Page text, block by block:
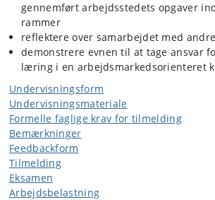
gennemført arbejdsstedets opgaver
rammer
reflektere over samarbejdet med
demonstrere evnen til at tage ansvar
læring i en arbejdsmarkedsorienteret
Undervisningsform
Undervisningsmateriale
Formelle faglige krav for tilmelding
Bemærkninger
Feedbackform
Tilmelding
Eksamen
Arbejdsbelastning